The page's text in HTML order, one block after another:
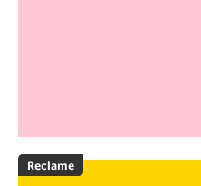
Reclame